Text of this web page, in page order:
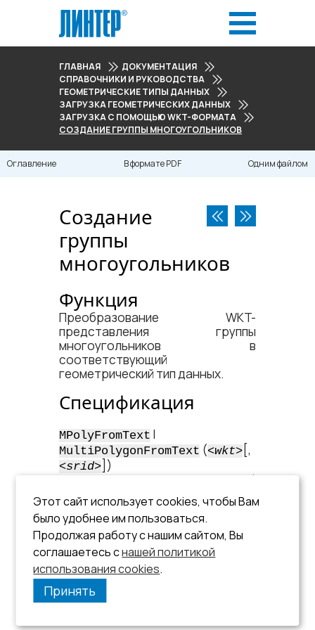
ГЛАВНАЯ
ДОКУМЕНТАЦИЯ
СПРАВОЧНИКИ И РУКОВОДСТВА
ГЕОМЕТРИЧЕСКИЕ ТИПЫ ДАННЫХ
ЗАГРУЗКА ГЕОМЕТРИЧЕСКИХ ДАННЫХ
ЗАГРУЗКА С ПОМОЩЬЮ WKT-ФОРМАТА
СОЗДАНИЕ ГРУППЫ МНОГОУГОЛЬНИКОВ
Оглавление В формате PDF Одним файлом
Создание
группы
многоугольников
Функция
Преобразование WKT-
представления группы
многоугольников в
соответствующий
геометрический тип данных.
Спецификация
MPolyFromText |
MultiPolygonFromText (<​wkt​> [,
<​srid​>])
группы многоугольников​> | <​
SQL-параметр​>;
<​srid​>– идентификатор
системы координат данной
группы многоугольников.
Этот сайт использует cookies, чтобы Вам
было удобнее им пользоваться.
Продолжая работу с нашим сайтом, Вы
соглашаетесь снашей политикой
использования cookies.
Принять